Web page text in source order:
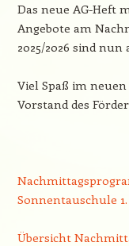
Das neue AG-Heft
Angebote am
2025/2026 sind
Viel Spaß im
Vorstand des
Sonnentauschule 1.
Übersicht